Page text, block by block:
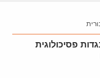
פסיכולוגית